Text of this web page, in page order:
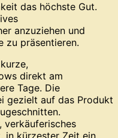
das höchste Gut.
anzuziehen und
zu präsentieren.
direkt am
Tage. Die
gezielt auf das Produkt
verkäuferisches